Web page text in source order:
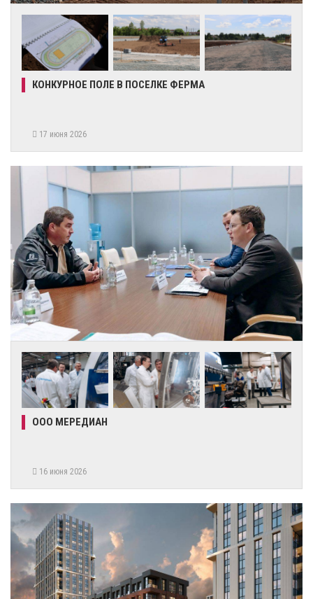
КОНКУРНОЕ ПОЛЕ В ПОСЕЛКЕ ФЕРМА
17 июня 2026
ООО МЕРЕДИАН
16 июня 2026